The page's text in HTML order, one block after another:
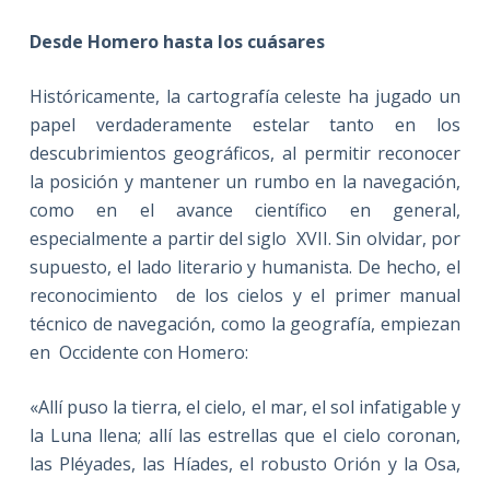
Desde Homero hasta los cuásares
Históricamente, la cartografía celeste ha jugado un
papel verdaderamente estelar tanto en los
descubrimientos geográficos, al permitir reconocer
la posición y mantener un rumbo en la navegación,
como en el avance científico en general,
especialmente a partir del siglo XVII. Sin olvidar, por
supuesto, el lado literario y humanista. De hecho, el
reconocimiento de los cielos y el primer manual
técnico de navegación, como la geografía, empiezan
en Occidente con Homero:
«Allí puso la tierra, el cielo, el mar, el sol infatigable y
la Luna llena; allí las estrellas que el cielo coronan,
las Pléyades, las Híades, el robusto Orión y la Osa,